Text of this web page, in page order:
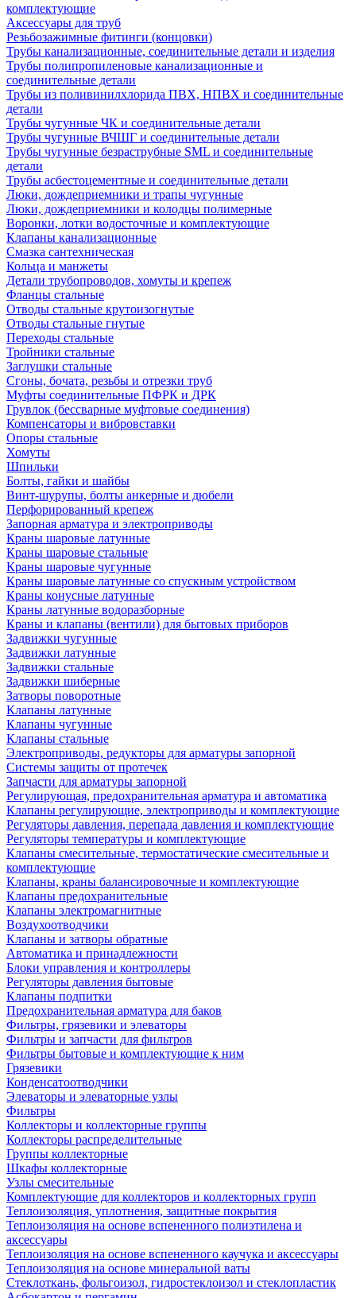
комплектующие
Аксессуары для труб
Резьбозажимные фитинги (концовки)
Трубы канализационные, соединительные детали и изделия
Трубы полипропиленовые канализационные и
соединительные детали
Трубы из поливинилхлорида ПВХ, НПВХ и соединительные
детали
Трубы чугунные ЧК и соединительные детали
Трубы чугунные ВЧШГ и соединительные детали
Трубы чугунные безраструбные SML и соединительные
детали
Трубы асбестоцементные и соединительные детали
Люки, дождеприемники и трапы чугунные
Люки, дождеприемники и колодцы полимерные
Воронки, лотки водосточные и комплектующие
Клапаны канализационные
Смазка сантехническая
Кольца и манжеты
Детали трубопроводов, хомуты и крепеж
Фланцы стальные
Отводы стальные крутоизогнутые
Отводы стальные гнутые
Переходы стальные
Тройники стальные
Заглушки стальные
Сгоны, бочата, резьбы и отрезки труб
Муфты соединительные ПФРК и ДРК
Грувлок (бессварные муфтовые соединения)
Компенсаторы и вибровставки
Опоры стальные
Хомуты
Шпильки
Болты, гайки и шайбы
Винт-шурупы, болты анкерные и дюбели
Перфорированный крепеж
Запорная арматура и электроприводы
Краны шаровые латунные
Краны шаровые стальные
Краны шаровые чугунные
Краны шаровые латунные со спускным устройством
Краны конусные латунные
Краны латунные водоразборные
Краны и клапаны (вентили) для бытовых приборов
Задвижки чугунные
Задвижки латунные
Задвижки стальные
Задвижки шиберные
Затворы поворотные
Клапаны латунные
Клапаны чугунные
Клапаны стальные
Электроприводы, редукторы для арматуры запорной
Системы защиты от протечек
Запчасти для арматуры запорной
Регулирующая, предохранительная арматура и автоматика
Клапаны регулирующие, электроприводы и комплектующие
Регуляторы давления, перепада давления и комплектующие
Регуляторы температуры и комплектующие
Клапаны смесительные, термостатические смесительные и
комплектующие
Клапаны, краны балансировочные и комплектующие
Клапаны предохранительные
Клапаны электромагнитные
Воздухоотводчики
Клапаны и затворы обратные
Автоматика и принадлежности
Блоки управления и контроллеры
Регуляторы давления бытовые
Клапаны подпитки
Предохранительная арматура для баков
Фильтры, грязевики и элеваторы
Фильтры и запчасти для фильтров
Фильтры бытовые и комплектующие к ним
Грязевики
Конденсатоотводчики
Элеваторы и элеваторные узлы
Фильтры
Коллекторы и коллекторные группы
Коллекторы распределительные
Группы коллекторные
Шкафы коллекторные
Узлы смесительные
Комплектующие для коллекторов и коллекторных групп
Теплоизоляция, уплотнения, защитные покрытия
Теплоизоляция на основе вспененного полиэтилена и
аксессуары
Теплоизоляция на основе вспененного каучука и аксессуары
Теплоизоляция на основе минеральной ваты
Стеклоткань, фольгоизол, гидростеклоизол и стеклопластик